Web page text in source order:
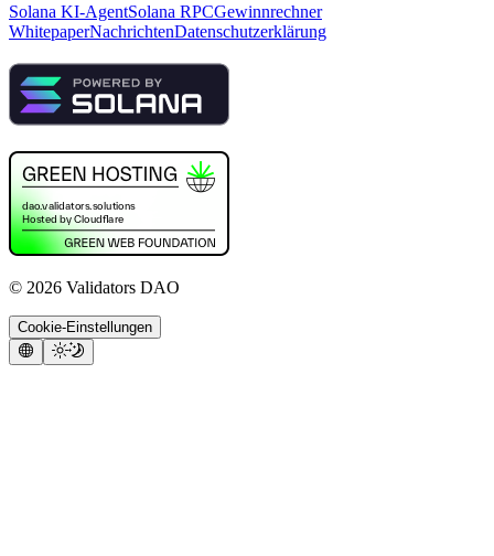
Solana KI-AgentSolana RPCGewinnrechner
WhitepaperNachrichtenDatenschutzerklärung
© 2026 Validators DAO
Cookie-Einstellungen